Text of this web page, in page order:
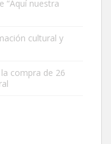
“Aquí nuestra
cultural y
compra de 26